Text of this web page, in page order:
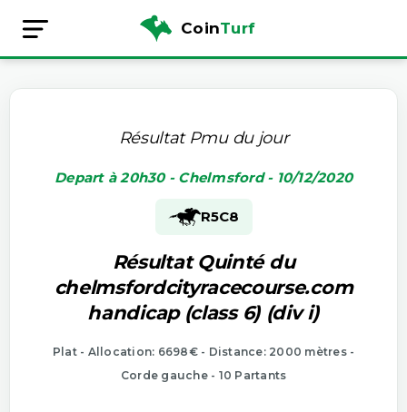
CoinTurf
Résultat Pmu du jour
Depart à 20h30 - Chelmsford - 10/12/2020
R5C8
Résultat Quinté du
chelmsfordcityracecourse.com
handicap (class 6) (div i)
Plat - Allocation: 6698€ - Distance: 2000 mètres -
Corde gauche - 10 Partants